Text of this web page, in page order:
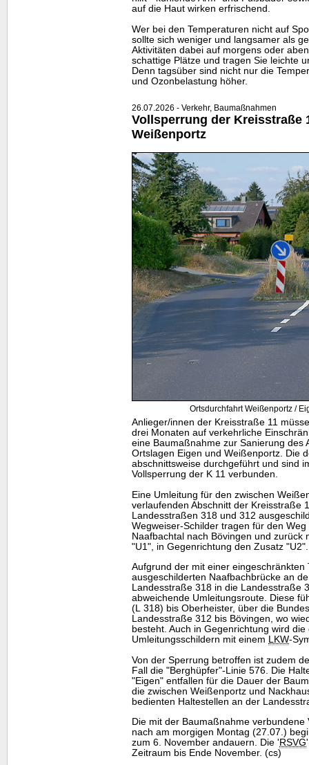
auf die Haut wirken erfrischend.
Wer bei den Temperaturen nicht auf
sollte sich weniger und langsamer als
Aktivitäten dabei auf morgens oder
schattige Plätze und tragen Sie leichte
Denn tagsüber sind nicht nur die
und Ozonbelastung höher.
26.07.2026 - Verkehr, Baumaßnahmen
Vollsperrung der Kreisstraße
Weißenportz
Ortsdurchfahrt Weißenportz /
Anlieger/innen der Kreisstraße 11
drei Monaten auf verkehrliche
eine Baumaßnahme zur Sanierung des
Ortslagen Eigen und Weißenportz. Die
abschnittsweise durchgeführt und sind
Vollsperrung der K 11 verbunden.
Eine Umleitung für den zwischen
verlaufenden Abschnitt der Kreisstraße
Landesstraßen 318 und 312
Wegweiser-Schilder tragen für den
Naafbachtal nach Bövingen und zurück
"U1", in Gegenrichtung den Zusatz "U2".
Aufgrund der mit einer eingeschränkten
ausgeschilderten Naafbachbrücke an
Landesstraße 318 in die Landesstraße
abweichende Umleitungsroute. Diese
(L 318) bis Oberheister, über die
Landesstraße 312 bis Bövingen, wo
besteht. Auch in Gegenrichtung wird
Umleitungsschildern mit einem LKW-
Von der Sperrung betroffen ist zudem
Fall die "Berghüpfer"-Linie 576. Die
"Eigen" entfallen für die Dauer der
die zwischen Weißenportz und
bedienten Haltestellen an der
Die mit der Baumaßnahme verbundene
nach am morgigen Montag (27.07.)
zum 6. November andauern. Die ' RSVG
Zeitraum bis Ende November. (cs)